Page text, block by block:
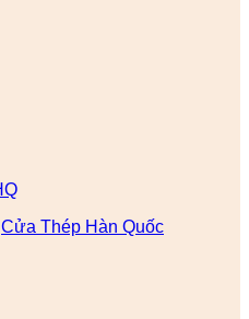
Cửa Thép Hàn Quốc